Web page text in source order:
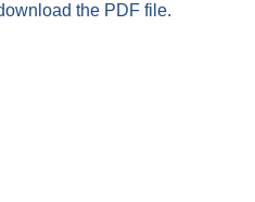
the PDF file.